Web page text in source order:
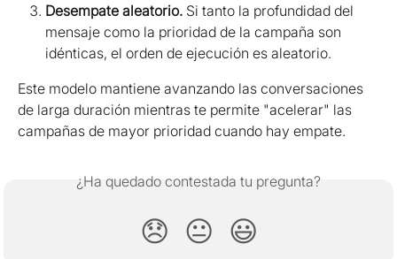
Desempate aleatorio. Si tanto la profundidad del
mensaje como la prioridad de la campaña son
idénticas, el orden de ejecución es aleatorio.
Este modelo mantiene avanzando las conversaciones
de larga duración mientras te permite "acelerar" las
campañas de mayor prioridad cuando hay empate.
¿Ha quedado contestada tu pregunta?
😞 😐 😃